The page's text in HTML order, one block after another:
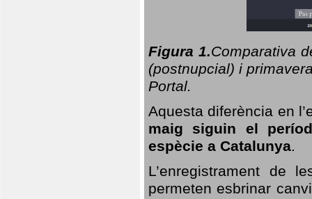
Figura 1.Comparativa
(postnupcial) i
Portal.
Aquesta diferència en
maig siguin el
espècie a Catalunya.
L’enregistrament de
permeten esbrinar